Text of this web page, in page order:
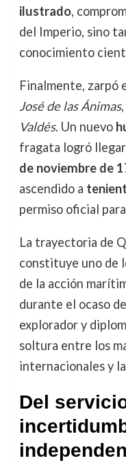
ilustrado,
del Imperio, sino
conocimiento
Finalmente, zarpó
José de las Ánimas
Valdés. Un nuevo
fragata logró
de noviembre de
ascendido a
permiso oficial
La trayectoria de
constituye uno de
de la acción
durante el ocaso
explorador y
soltura entre los
internacionales y
Del